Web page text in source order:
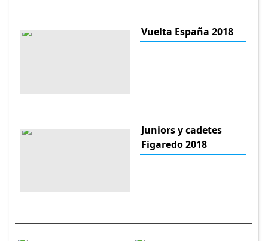
Vuelta España 2018
Juniors y cadetes
Figaredo 2018